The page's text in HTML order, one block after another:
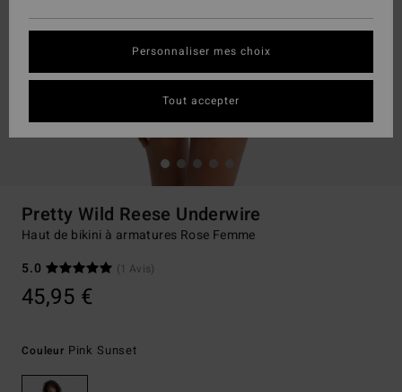
Pretty Wild Reese Underwire
Haut de bikini à armatures Rose Femme
5.0
(1 Avis)
45,95 €
Couleur Pink Sunset
Personnaliser mes choix
Tout accepter